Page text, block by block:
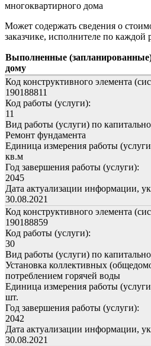
многоквартирного дома
Может содержать сведения о
заказчике, исполнителе по каждой
Выполненные
дому
Код конструктивного элемента
190188811
Код работы (услуги):
11
Вид работы (услуги) по
Ремонт фундамента
Единица измерения работы
кв.м
Год завершения работы (услуги):
2045
Дата актуализации информации,
30.08.2021
Код конструктивного элемента
190188859
Код работы (услуги):
30
Вид работы (услуги) по
Установка коллективных
потреблением горячей воды
Единица измерения работы
шт.
Год завершения работы (услуги):
2042
Дата актуализации информации,
30.08.2021